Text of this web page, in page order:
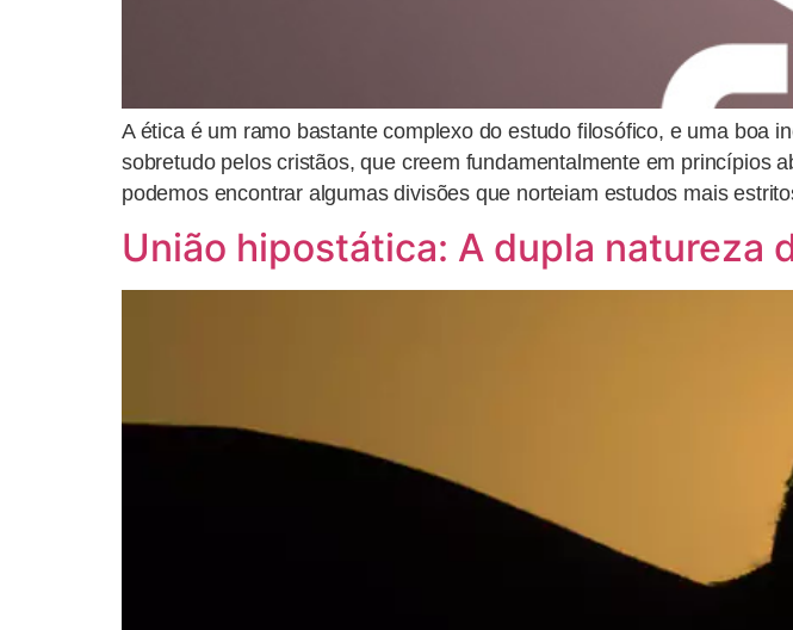
A ética é um ramo bastante complexo do estudo filosófico, e uma boa
sobretudo pelos cristãos, que creem fundamentalmente em princípios
podemos encontrar algumas divisões que norteiam estudos mais
União hipostática: A dupla natureza